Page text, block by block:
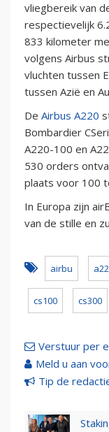
vliegbereik van
respectievelijk
833 kilometer
volgens Airbus
vluchten tussen
tussen Azië en
De Airbus A220
Bombardier
A220-100 en
530 orders
plaats voor 100
In Europa zijn
van de stille en
airbu
cs100 cs300
Verstuur per
Meld u aan
Tip de